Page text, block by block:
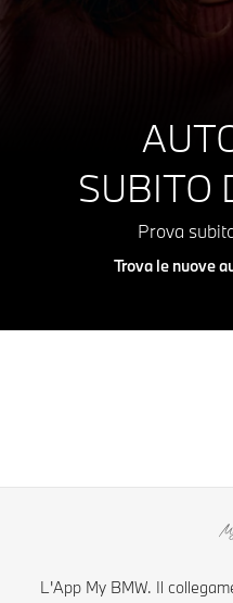
SUBITO
Prova
Trova le nuove
L'App My BMW. Il